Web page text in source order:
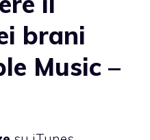
brani
Music –